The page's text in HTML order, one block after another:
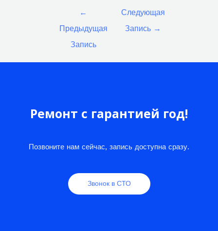
←
Предыдущая
Запись
Следующая
Запись →
Ремонт с гарантией год!
Позвоните нам сейчас, запись доступна сразу.
Звонок в СТО